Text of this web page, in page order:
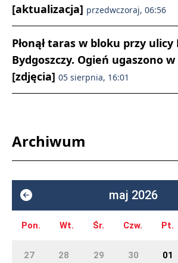
[aktualizacja] przedwczoraj, 06:56
Płonął taras w bloku przy
Bydgoszczy. Ogień ugaszono
[zdjęcia] 05 sierpnia, 16:01
Archiwum
maj 2026
Pon. Wt. Śr. Czw. Pt.
27 28 29 30 01